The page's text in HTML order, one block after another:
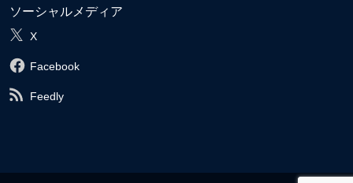
ソーシャルメディア
X
Facebook
Feedly